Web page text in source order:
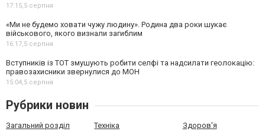
17:15,5 серпня
«Ми не будемо ховати чужу людину». Родина два роки шукає
військового, якого визнали загиблим
16:17,5 серпня
Вступників із ТОТ змушують робити селфі та надсилати геолокацію:
правозахисники звернулися до МОН
15:04,5 серпня
Рубрики новин
Загальний розділ Техніка Здоров'я